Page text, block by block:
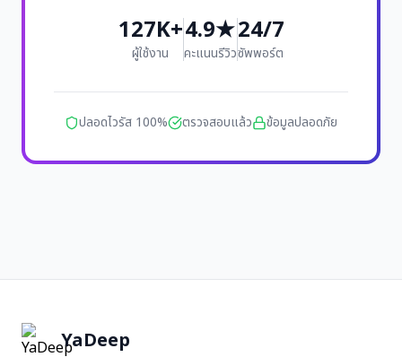
127K+
ผู้ใช้งาน
4.9★
คะแนนรีวิว
24/7
ซัพพอร์ต
ปลอดไวรัส 100% ตรวจสอบแล้ว ข้อมูลปลอดภัย
YaDeep